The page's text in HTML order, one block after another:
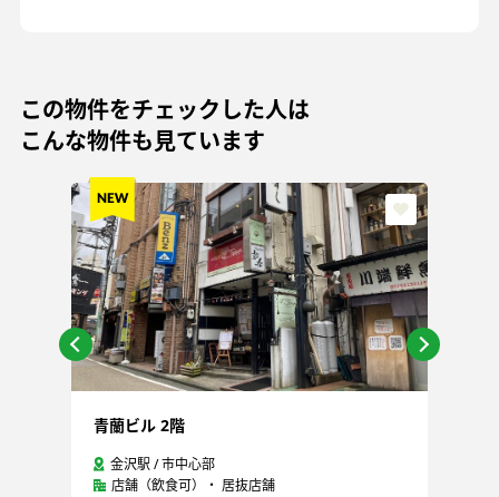
この物件をチェックした人は
こんな物件も見ています
青蘭ビル 2階
金沢駅 / 市中心部
店舗（飲食可）・ 居抜店舗